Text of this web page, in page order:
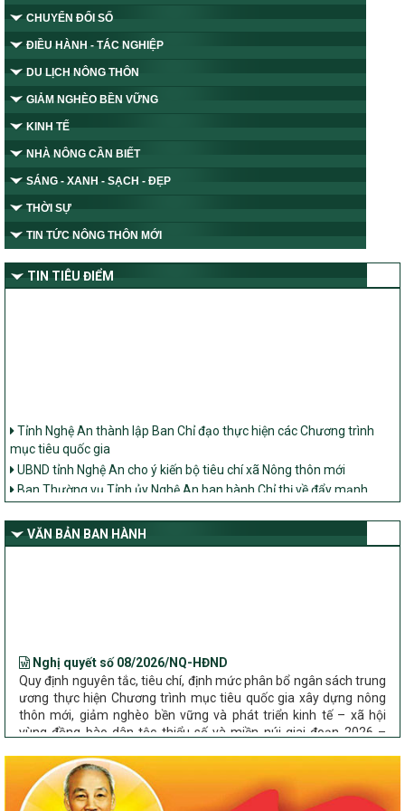
CHUYỂN ĐỔI SỐ
ĐIỀU HÀNH - TÁC NGHIỆP
DU LỊCH NÔNG THÔN
GIẢM NGHÈO BỀN VỮNG
KINH TẾ
NHÀ NÔNG CẦN BIẾT
SÁNG - XANH - SẠCH - ĐẸP
THỜI SỰ
TIN TỨC NÔNG THÔN MỚI
TIN TIÊU ĐIỂM
Tỉnh Nghệ An thành lập Ban Chỉ đạo thực hiện các Chương trình
mục tiêu quốc gia
UBND tỉnh Nghệ An cho ý kiến bộ tiêu chí xã Nông thôn mới
Ban Thường vụ Tỉnh ủy Nghệ An ban hành Chỉ thị về đẩy mạnh
thực hiện Chương trình mục tiêu quốc gia xây dựng nông thôn mới,
dân tộc thiểu số và miền núi giai đoạn 2026 – 2030 trên địa bàn tỉnh
VĂN BẢN BAN HÀNH
Quy định nguyên tắc, tiêu chí, định mức phân bổ ngân sách trung
ương thực hiện Chương trình mục tiêu quốc gia xây dựng nông
thôn mới, giảm nghèo bền vững và phát triển kinh tế – xã hội
vùng đồng bào dân tộc thiểu số và miền núi giai đoạn 2026 –
2030 trên địa bàn tỉnh Nghệ An
Chỉ Thị số 22-CT/TU
về đẩy mạnh thực hiện Chương trình mục tiêu quốc gia xây dựng
nông thôn mới, giảm nghèo bền vững và phát triển kinh tế – xã